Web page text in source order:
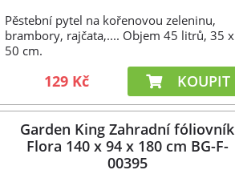
Pěstební pytel na kořenovou zeleninu,
brambory, rajčata,.... Objem 45 litrů, 35 x
50 cm.
129 Kč KOUPIT
Garden King Zahradní fóliovník
Flora 140 x 94 x 180 cm BG-F-
00395